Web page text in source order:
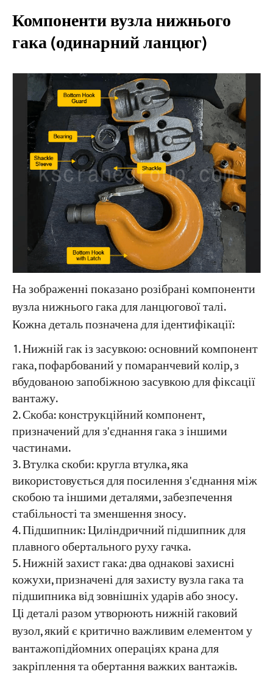
Компоненти вузла нижнього
гака (одинарний ланцюг)
На зображенні показано розібрані компоненти
вузла нижнього гака для ланцюгової талі.
Кожна деталь позначена для ідентифікації:
Нижній гак із засувкою: основний компонент
гака, пофарбований у помаранчевий колір, з
вбудованою запобіжною засувкою для фіксації
вантажу.
Скоба: конструкційний компонент,
призначений для з'єднання гака з іншими
частинами.
Втулка скоби: кругла втулка, яка
використовується для посилення з'єднання між
скобою та іншими деталями, забезпечення
стабільності та зменшення зносу.
Підшипник: Циліндричний підшипник для
плавного обертального руху гачка.
Нижній захист гака: два однакові захисні
кожухи, призначені для захисту вузла гака та
підшипника від зовнішніх ударів або зносу.
Ці деталі разом утворюють нижній гаковий
вузол, який є критично важливим елементом у
вантажопідйомних операціях крана для
закріплення та обертання важких вантажів.